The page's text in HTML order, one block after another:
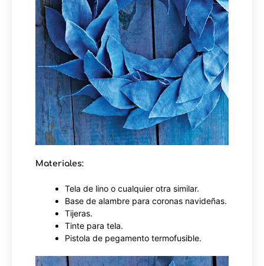
Materiales:
Tela de lino o cualquier otra similar.
Base de alambre para coronas navideñas.
Tijeras.
Tinte para tela.
Pistola de pegamento termofusible.